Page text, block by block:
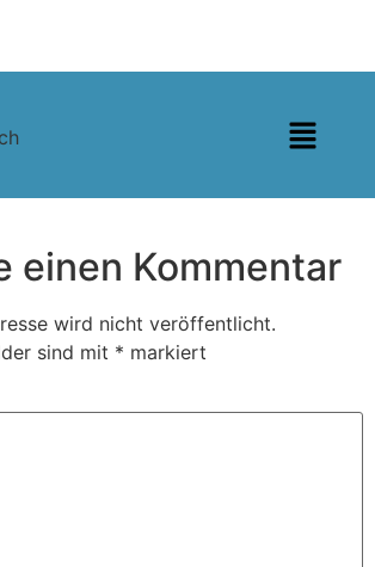
einen Kommentar
wird nicht veröffentlicht.
sind mit * markiert